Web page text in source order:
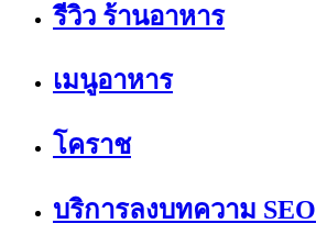
รีวิว ร้านอาหาร
เมนูอาหาร
โคราช
บริการลงบทความ SEO